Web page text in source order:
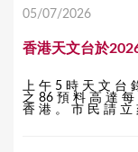
05/07/2026
香港天文台於
上 午 5 時 天 文 台
之 86 預 料 高 達
香 港 。 市 民 請 立